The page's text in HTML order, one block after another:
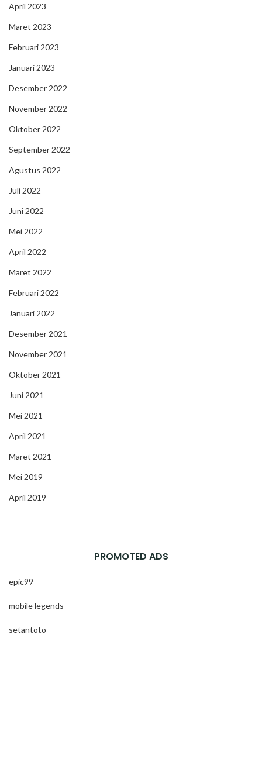
April 2023
Maret 2023
Februari 2023
Januari 2023
Desember 2022
November 2022
Oktober 2022
September 2022
Agustus 2022
Juli 2022
Juni 2022
Mei 2022
April 2022
Maret 2022
Februari 2022
Januari 2022
Desember 2021
November 2021
Oktober 2021
Juni 2021
Mei 2021
April 2021
Maret 2021
Mei 2019
April 2019
PROMOTED ADS
epic99
mobile legends
setantoto